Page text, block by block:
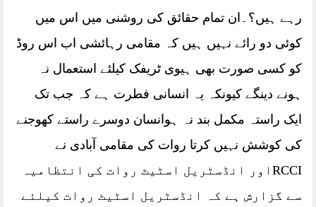
رہے ہیں؟۔ان تمام حقائق کی روشنی میں اس میں
کوئی دو رائے نہیں ہیں کہ مقامی رہائشی اب اس روڈ
کو کسی صورت بھی ہیوی ٹریفک کیلئے استعمال نہ
ہونے دینگے کیونکہ یہ انسانی فطرت ہے کہ جب تک
ایک راستہ مکمل بند نہ ہوانسان دوسرے راستے کھوجنے
کی کوشش نہیں کرتا روات کی مقامی آبادی نے
RCCIاور انڈسٹریل اسٹیٹ روات کی انتظامیہ
سے گزارش ہے کہ انڈسٹریل اسٹیٹ روات کیلئے